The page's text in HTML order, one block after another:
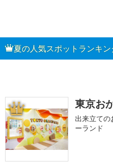
夏の人気スポットランキン
1 東京お
出来立て
ーランド